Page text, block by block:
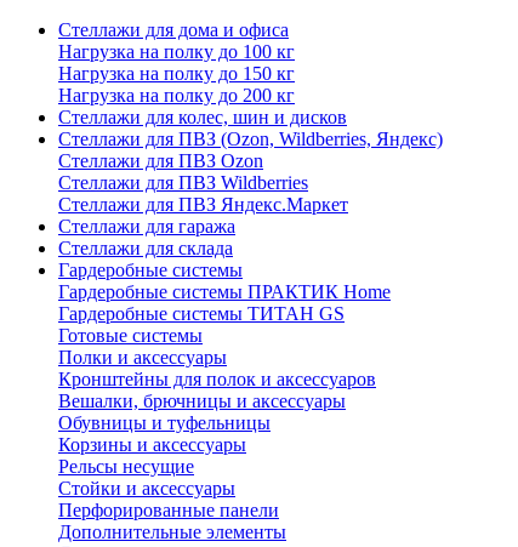
Стеллажи для дома и офиса
Нагрузка на полку до 100 кг
Нагрузка на полку до 150 кг
Нагрузка на полку до 200 кг
Стеллажи для колес, шин и дисков
Стеллажи для ПВЗ (Ozon, Wildberries, Яндекс)
Стеллажи для ПВЗ Ozon
Стеллажи для ПВЗ Wildberries
Стеллажи для ПВЗ Яндекс.Маркет
Стеллажи для гаража
Стеллажи для склада
Гардеробные системы
Гардеробные системы ПРАКТИК Home
Гардеробные системы ТИТАН GS
Готовые системы
Полки и аксессуары
Кронштейны для полок и аксессуаров
Вешалки, брючницы и аксессуары
Обувницы и туфельницы
Корзины и аксессуары
Рельсы несущие
Стойки и аксессуары
Перфорированные панели
Дополнительные элементы